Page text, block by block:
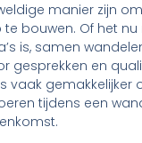
manier zijn
bouwen. Of het nu
is, samen
gesprekken en
vaak
tijdens een